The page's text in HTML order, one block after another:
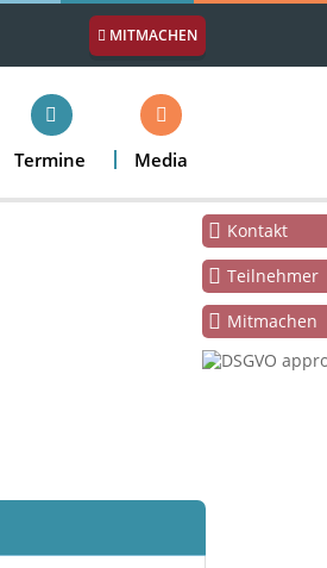
MITMACHEN
Termine Media
Kontakt
Teilnehmer
Mitmachen